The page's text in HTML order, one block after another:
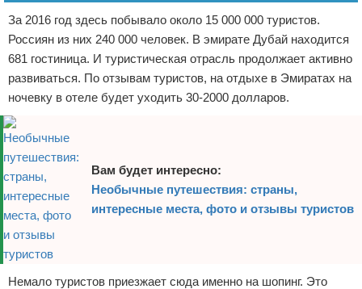
За 2016 год здесь побывало около 15 000 000 туристов.
Россиян из них 240 000 человек. В эмирате Дубай находится
681 гостиница. И туристическая отрасль продолжает активно
развиваться. По отзывам туристов, на отдыхе в Эмиратах на
ночевку в отеле будет уходить 30-2000 долларов.
Вам будет интересно:
Необычные путешествия: страны,
интересные места, фото и отзывы туристов
Немало туристов приезжает сюда именно на шопинг. Это